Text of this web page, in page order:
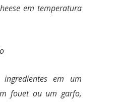
em temperatura
em um
fouet ou um garfo,